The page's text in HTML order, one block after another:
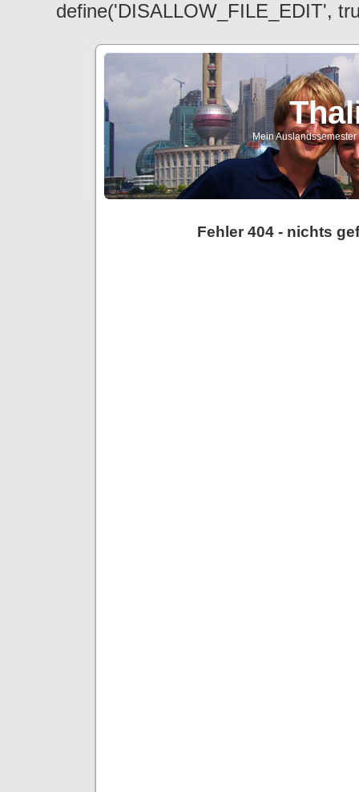
define('DISALLOW_FILE_EDIT',
Mein
Fehler 404 - nichts